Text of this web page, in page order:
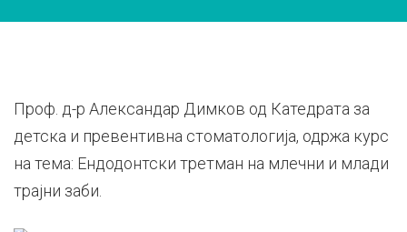
Проф. д-р Александар Димков од Катедрата за
детска и превентивна стоматологија, одржа курс
на тема: Ендодонтски третман на млечни и млади
трајни заби.